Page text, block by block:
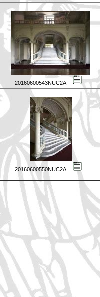
20160600543NUC2A
20160600550NUC2A